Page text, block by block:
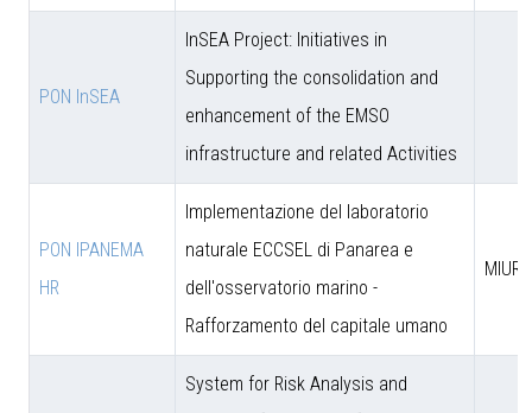
PON InSEA
InSEA Project: Initiatives in
Supporting the consolidation and
enhancement of the EMSO
infrastructure and related Activities
PON IPANEMA
HR
Implementazione del laboratorio
naturale ECCSEL di Panarea e
dell'osservatorio marino -
Rafforzamento del capitale umano
MIUR
System for Risk Analysis and